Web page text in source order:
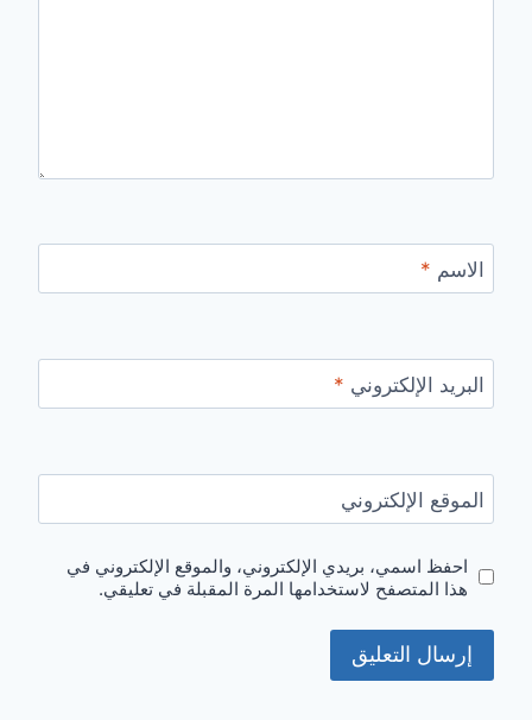
الاسم *
البريد الإلكتروني *
الموقع الإلكتروني
احفظ اسمي، بريدي الإلكتروني، والموقع الإلكتروني في
هذا المتصفح لاستخدامها المرة المقبلة في تعليقي.